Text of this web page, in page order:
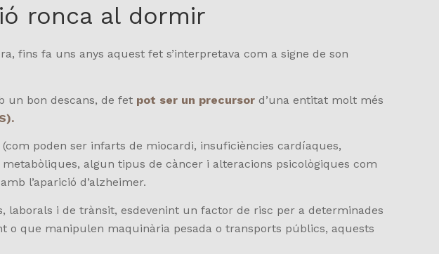
ronca al dormir
fins fa uns anys aquest fet s’interpretava com a signe de son
un bon descans, de fet pot ser un precursor d’una entitat molt més
poden ser infarts de miocardi, insuficiències cardíaques,
algun tipus de càncer i alteracions psicològiques com
l’aparició d’alzheimer.
laborals i de trànsit, esdevenint un factor de risc per a determinades
o que manipulen maquinària pesada o transports públics, aquests